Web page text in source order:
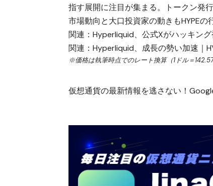
指す展開に注目が集まる。トークン発
市場動向と大口投資家の動きもHYPEの
関連：Hyperliquid、公式Xがハッキン
関連：Hyperliquid、成長の勢い加速｜
※価格は執筆時点でのレート換算（1ドル＝142.57
仮想通貨の最新情報を逃さない！